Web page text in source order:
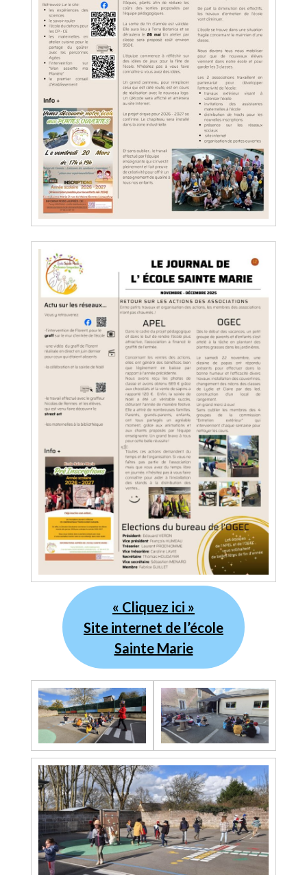
« Cliquez ici »
Site internet de l’école
Sainte Marie